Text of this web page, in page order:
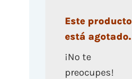
Este producto
está agotado.
¡No te
preocupes!